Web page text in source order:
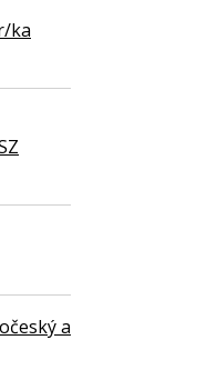
ka
a